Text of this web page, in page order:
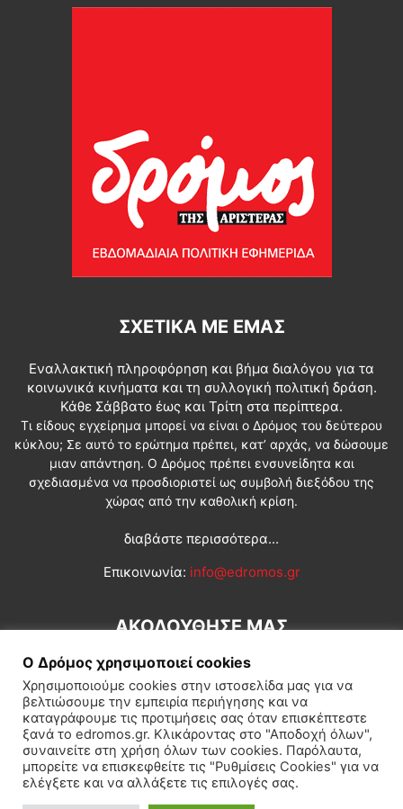
ΣΧΕΤΙΚΆ ΜΕ ΕΜΆΣ
Εναλλακτική πληροφόρηση και βήμα διαλόγου για τα
κοινωνικά κινήματα και τη συλλογική πολιτική δράση.
Κάθε Σάββατο έως και Τρίτη στα περίπτερα.
Τι είδους εγχείρημα μπορεί να είναι ο Δρόμος του δεύτερου
κύκλου; Σε αυτό το ερώτημα πρέπει, κατ’ αρχάς, να δώσουμε
μιαν απάντηση. Ο Δρόμος πρέπει ενσυνείδητα και
σχεδιασμένα να προσδιοριστεί ως συμβολή διεξόδου της
χώρας από την καθολική κρίση.
διαβάστε περισσότερα...
Επικοινωνία: info@edromos.gr
ΑΚΟΛΟΥΘΗΣΕ ΜΑΣ
Εγγραφή συνδρομητή Πολιτική Διεθνή Κοινωνία
Πολιτισμός Αφιερώματα
Ο Δρόμος χρησιμοποιεί cookies
Χρησιμοποιούμε cookies στην ιστοσελίδα μας για να
βελτιώσουμε την εμπειρία περιήγησης και να
καταγράφουμε τις προτιμήσεις σας όταν επισκέπτεστε
ξανά το edromos.gr. Κλικάροντας στο "Αποδοχή όλων",
συναινείτε στη χρήση όλων των cookies. Παρόλαυτα,
μπορείτε να επισκεφθείτε τις "Ρυθμίσεις Cookies" για να
ελέγξετε και να αλλάξετε τις επιλογές σας.